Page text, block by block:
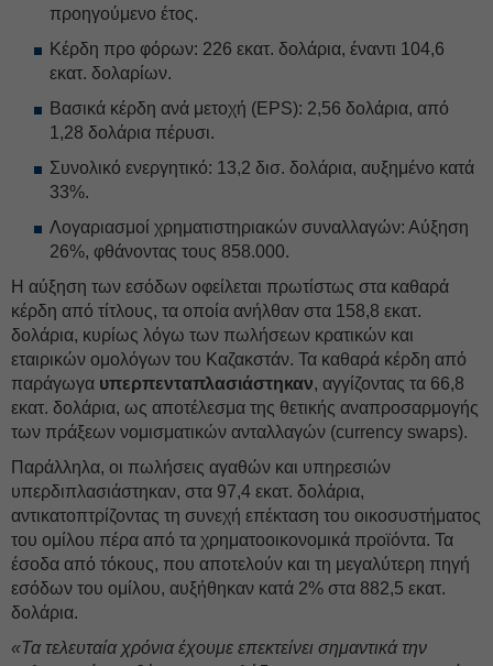
προηγούμενο έτος.
Κέρδη προ φόρων: 226 εκατ. δολάρια, έναντι 104,6
εκατ. δολαρίων.
Βασικά κέρδη ανά μετοχή (EPS): 2,56 δολάρια, από
1,28 δολάρια πέρυσι.
Συνολικό ενεργητικό: 13,2 δισ. δολάρια, αυξημένο κατά
33%.
Λογαριασμοί χρηματιστηριακών συναλλαγών: Αύξηση
26%, φθάνοντας τους 858.000.
Η αύξηση των εσόδων οφείλεται πρωτίστως στα καθαρά
κέρδη από τίτλους, τα οποία ανήλθαν στα 158,8 εκατ.
δολάρια, κυρίως λόγω των πωλήσεων κρατικών και
εταιρικών ομολόγων του Καζακστάν. Τα καθαρά κέρδη από
παράγωγα υπερπενταπλασιάστηκαν, αγγίζοντας τα 66,8
εκατ. δολάρια, ως αποτέλεσμα της θετικής αναπροσαρμογής
των πράξεων νομισματικών ανταλλαγών (currency swaps).
Παράλληλα, οι πωλήσεις αγαθών και υπηρεσιών
υπερδιπλασιάστηκαν, στα 97,4 εκατ. δολάρια,
αντικατοπτρίζοντας τη συνεχή επέκταση του οικοσυστήματος
του ομίλου πέρα από τα χρηματοοικονομικά προϊόντα. Τα
έσοδα από τόκους, που αποτελούν και τη μεγαλύτερη πηγή
εσόδων του ομίλου, αυξήθηκαν κατά 2% στα 882,5 εκατ.
δολάρια.
«Τα τελευταία χρόνια έχουμε επεκτείνει σημαντικά την